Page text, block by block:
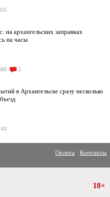
на архангельских заправках
на часы
2
в Архангельске сразу несколько
Оплата Контакты
18+